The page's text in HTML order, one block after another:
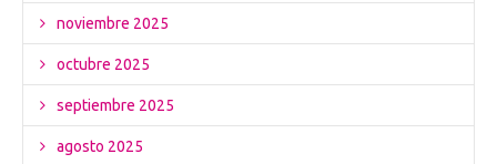
noviembre 2025
octubre 2025
septiembre 2025
agosto 2025